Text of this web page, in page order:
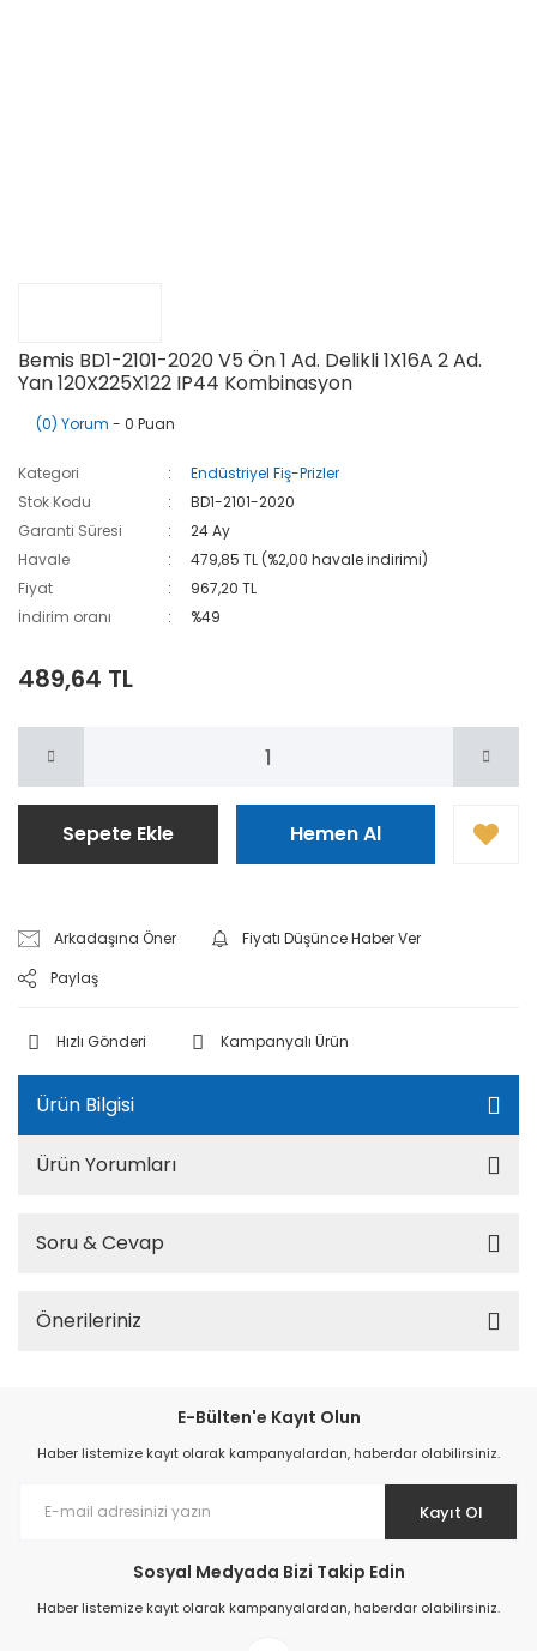
Bemis BD1-2101-2020 V5 Ön 1 Ad. Delikli 1X16A 2 Ad.
Yan 120X225X122 IP44 Kombinasyon
(0) Yorum - 0 Puan
Kategori
Endüstriyel Fiş-Prizler
Stok Kodu
BD1-2101-2020
Garanti Süresi
24 Ay
Havale
479,85 TL (%2,00 havale indirimi)
Fiyat
967,20 TL
İndirim oranı
%49
489,64 TL
Sepete Ekle Hemen Al
Arkadaşına Öner
Fiyatı Düşünce Haber Ver
Paylaş
Hızlı Gönderi Kampanyalı Ürün
Ürün Bilgisi
Ürün Yorumları
Soru & Cevap
Önerileriniz
E-Bülten'e Kayıt Olun
Haber listemize kayıt olarak kampanyalardan, haberdar olabilirsiniz.
Kayıt Ol
Sosyal Medyada Bizi Takip Edin
Haber listemize kayıt olarak kampanyalardan, haberdar olabilirsiniz.